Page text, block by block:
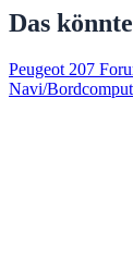
Das
Peugeot 207
Navi/